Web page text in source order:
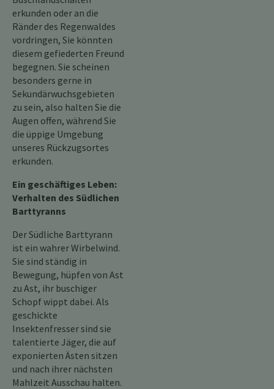
erkunden oder an die
Ränder des Regenwaldes
vordringen, Sie könnten
diesem gefiederten Freund
begegnen. Sie scheinen
besonders gerne in
Sekundärwuchsgebieten
zu sein, also halten Sie die
Augen offen, während Sie
die üppige Umgebung
unseres Rückzugsortes
erkunden.
Ein geschäftiges Leben:
Verhalten des Südlichen
Barttyranns
Der Südliche Barttyrann
ist ein wahrer Wirbelwind.
Sie sind ständig in
Bewegung, hüpfen von Ast
zu Ast, ihr buschiger
Schopf wippt dabei. Als
geschickte
Insektenfresser sind sie
talentierte Jäger, die auf
exponierten Ästen sitzen
und nach ihrer nächsten
Mahlzeit Ausschau halten.